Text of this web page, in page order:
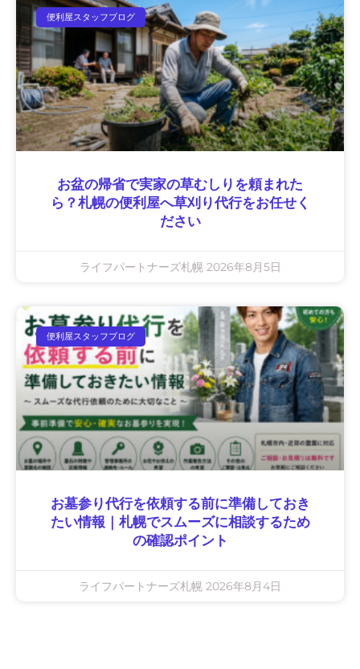
便利屋スタッフブログ
お盆の帰省で実家の草むしりを頼まれた
ら？札幌の便利屋へ草刈り代行をお任せく
ださい
ライフパートナーズ札幌 2026年8月5日
便利屋スタッフブログ
お墓参り代行を依頼する前に準備しておき
たい情報｜札幌でスムーズに相談するため
の確認ポイント
ライフパートナーズ札幌 2026年8月4日